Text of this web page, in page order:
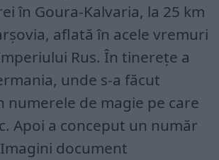
în Goura-Kalvaria, la 25 km
aflată în acele vremuri
Rus. În tinerețe a
unde s-a făcut
numerele de magie pe care
Apoi a conceput un număr
document